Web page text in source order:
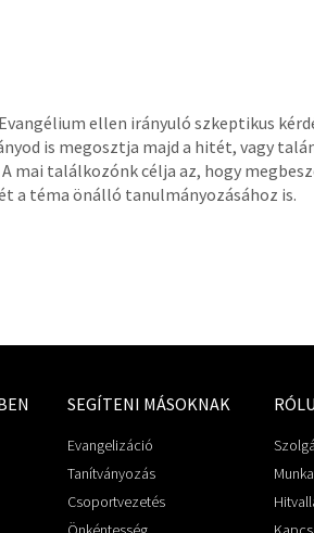
ellen irányuló szkeptikus
is megosztja majd a hitét, vagy
mai találkozónk célja az, hogy
a téma önálló tanulmányozásához is.
SEGÍTENI MÁSOKNAK
Evangelizáció
Tanítványozás
Csoportvezetés